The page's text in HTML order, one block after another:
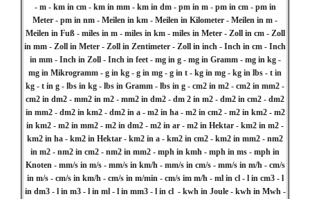
- m - km in cm - km in mm - km in dm - pm in m - pm in cm - pm in
Meter - pm in nm - Meilen in km - Meilen in Kilometer - Meilen in m -
Meilen in Fuß - miles in m - miles in km - miles in Meter - Zoll in cm - Zoll
in mm - Zoll in Meter - Zoll in Zentimeter - Zoll in inch - Inch in cm - Inch
in mm - Inch in Zoll - Inch in feet - mg in g - mg in Gramm - mg in kg -
mg in Mikrogramm - g in kg - g in mg - g in t - kg in mg - kg in lbs - t in
kg - t in g - lbs in kg - lbs in Gramm - lbs in g - cm2 in m2 - cm2 in mm2 -
cm2 in dm2 - mm2 in m2 - mm2 in dm2 - dm 2 in m2 - dm2 in cm2 - dm2
in mm2 - dm2 in km2 - dm2 in a - m2 in ha - m2 in cm2 - m2 in km2 - m2
in km2 - m2 in mm2 - m2 in dm2 - m2 in ar - m2 in Hektar - km2 in m2 -
km2 in ha - km2 in Hektar - km2 in a - km2 in cm2 - km2 in mm2 - nm2
in m2 - nm2 in cm2 - nm2 in mm2 - mph in kmh - mph in ms - mph in
Knoten - mm/s in m/s - mm/s in km/h - mm/s in cm/s - mm/s in m/h - cm/s
in m/s - cm/s in km/h - cm/s in m/min - cm/s im m/h - ml in cl - l in cm3 - l
in dm3 - l in m3 - l in ml - l in mm3 - l in cl - kwh in Joule - kwh in Mwh -